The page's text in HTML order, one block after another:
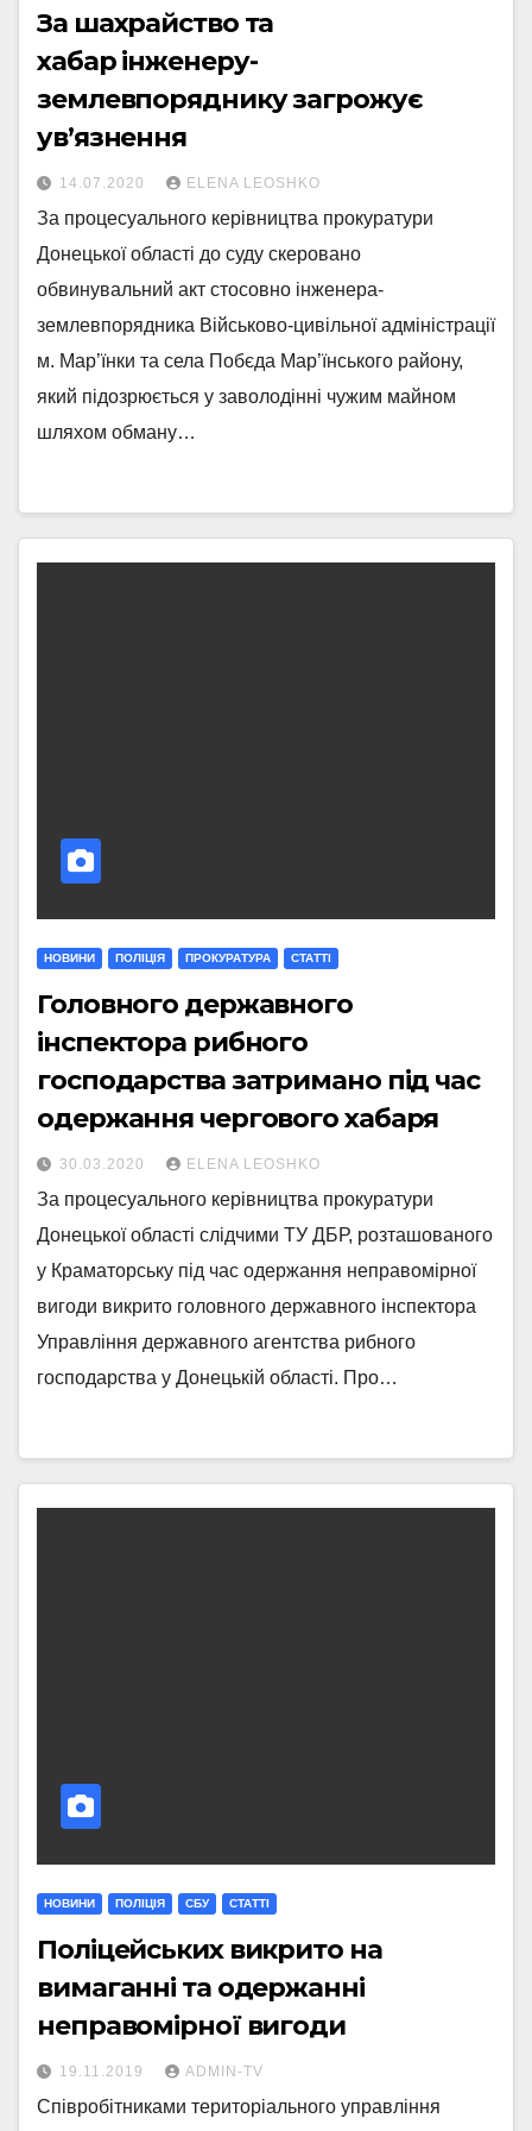
За шахрайство та
хабар інженеру-
землевпоряднику загрожує
ув’язнення
14.07.2020 ELENA LEOSHKO
За процесуального керівництва прокуратури
Донецької області до суду скеровано
обвинувальний акт стосовно інженера-
землевпорядника Військово-цивільної адміністрації
м. Мар’їнки та села Побєда Мар’їнського району,
який підозрюється у заволодінні чужим майном
шляхом обману…
НОВИНИ ПОЛІЦІЯ ПРОКУРАТУРА СТАТТI
Головного державного
інспектора рибного
господарства затримано під час
одержання чергового хабаря
30.03.2020 ELENA LEOSHKO
За процесуального керівництва прокуратури
Донецької області слідчими ТУ ДБР, розташованого
у Краматорську під час одержання неправомірної
вигоди викрито головного державного інспектора
Управління державного агентства рибного
господарства у Донецькій області. Про…
НОВИНИ ПОЛІЦІЯ СБУ СТАТТI
Поліцейських викрито на
вимаганні та одержанні
неправомірної вигоди
19.11.2019 ADMIN-TV
Співробітниками територіального управління